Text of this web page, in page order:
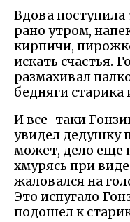
Вдова поступила
рано утром,
кирпичи,
искать счастья.
размахивал
бедняги старика
И все-таки
увидел дедушку
может, дело еще
хмурясь при
жаловался на
Это испугало
подошел к